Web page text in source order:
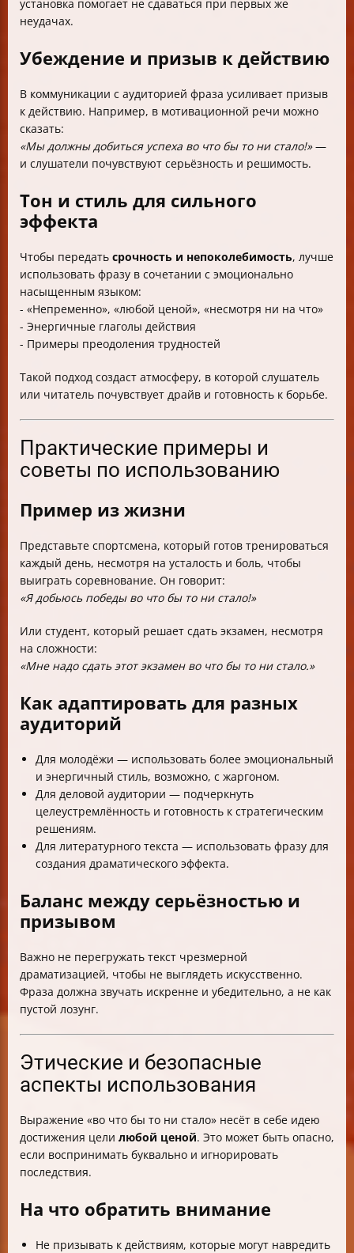
установка помогает не сдаваться при первых же
неудачах.
Убеждение и призыв к действию
В коммуникации с аудиторией фраза усиливает призыв
к действию. Например, в мотивационной речи можно
сказать:
«Мы должны добиться успеха во что бы то ни стало!»—
и слушатели почувствуют серьёзность и решимость.
Тон и стиль для сильного
эффекта
Чтобы передать срочность и непоколебимость, лучше
использовать фразу в сочетании с эмоционально
насыщенным языком:
- «Непременно», «любой ценой», «несмотря ни на что»
- Энергичные глаголы действия
- Примеры преодоления трудностей
Такой подход создаст атмосферу, в которой слушатель
или читатель почувствует драйв и готовность к борьбе.
Практические примеры и
советы по использованию
Пример из жизни
Представьте спортсмена, который готов тренироваться
каждый день, несмотря на усталость и боль, чтобы
выиграть соревнование. Он говорит:
«Я добьюсь победы во что бы то ни стало!»
Или студент, который решает сдать экзамен, несмотря
на сложности:
«Мне надо сдать этот экзамен во что бы то ни стало.»
Как адаптировать для разных
аудиторий
Для молодёжи — использовать более эмоциональный
и энергичный стиль, возможно, с жаргоном.
Для деловой аудитории — подчеркнуть
целеустремлённость и готовность к стратегическим
решениям.
Для литературного текста — использовать фразу для
создания драматического эффекта.
Баланс между серьёзностью и
призывом
Важно не перегружать текст чрезмерной
драматизацией, чтобы не выглядеть искусственно.
Фраза должна звучать искренне и убедительно, а не как
пустой лозунг.
Этические и безопасные
аспекты использования
Выражение «во что бы то ни стало» несёт в себе идею
достижения цели любой ценой. Это может быть опасно,
если воспринимать буквально и игнорировать
последствия.
На что обратить внимание
Не призывать к действиям, которые могут навредить